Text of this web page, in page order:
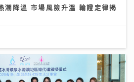
潮降溫 市場風險升溫 輪證定律揭